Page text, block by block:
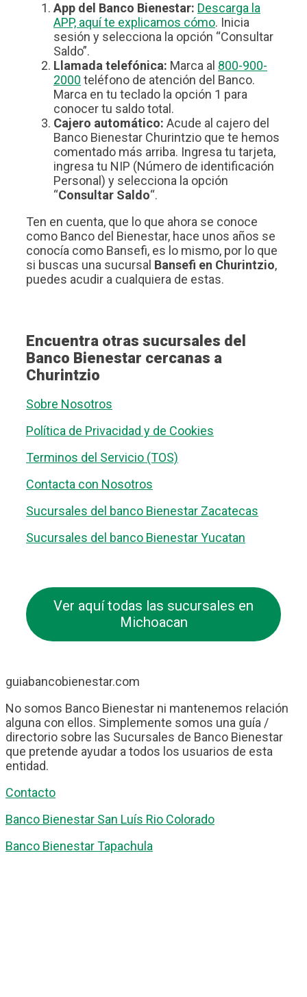
App del Banco Bienestar: Descarga la
APP, aquí te explicamos cómo. Inicia
sesión y selecciona la opción “Consultar
Saldo”.
Llamada telefónica: Marca al 800-900-
2000 teléfono de atención del Banco.
Marca en tu teclado la opción 1 para
conocer tu saldo total.
Cajero automático: Acude al cajero del
Banco Bienestar Churintzio que te hemos
comentado más arriba. Ingresa tu tarjeta,
ingresa tu NIP (Número de identificación
Personal) y selecciona la opción
“Consultar Saldo“.
Ten en cuenta, que lo que ahora se conoce
como Banco del Bienestar, hace unos años se
conocía como Bansefi, es lo mismo, por lo que
si buscas una sucursal Bansefi en Churintzio,
puedes acudir a cualquiera de estas.
Encuentra otras sucursales del
Banco Bienestar cercanas a
Churintzio
Sobre Nosotros
Política de Privacidad y de Cookies
Terminos del Servicio (TOS)
Contacta con Nosotros
Sucursales del banco Bienestar Zacatecas
Sucursales del banco Bienestar Yucatan
Ver aquí todas las sucursales en
Michoacan
guiabancobienestar.com
No somos Banco Bienestar ni mantenemos relación
alguna con ellos. Simplemente somos una guía /
directorio sobre las Sucursales de Banco Bienestar
que pretende ayudar a todos los usuarios de esta
entidad.
Contacto
Banco Bienestar San Luís Rio Colorado
Banco Bienestar Tapachula